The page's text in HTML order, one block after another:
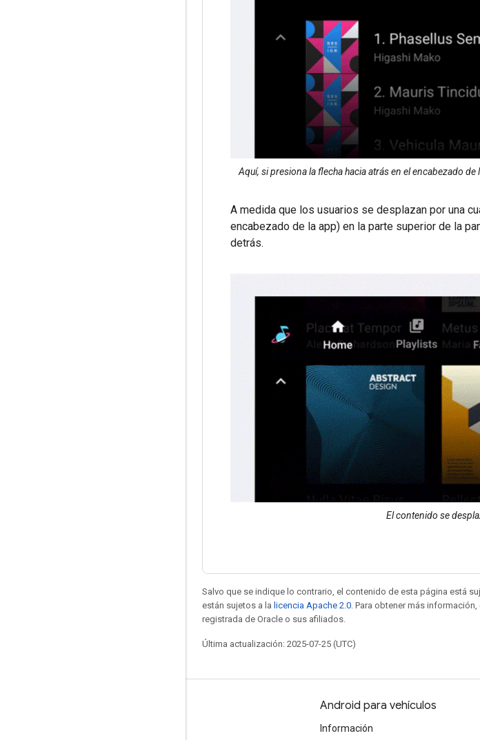
Aquí, si presiona la flecha hacia atrás en el encabezado
A medida que los usuarios se desplazan por una
encabezado de la app) en la parte superior de la
detrás.
El contenido se
Salvo que se indique lo contrario, el contenido de esta página está
están sujetos a la licencia Apache 2.0. Para obtener más
registrada de Oracle o sus afiliados.
Última actualización: 2025-07-25 (UTC)
Android para vehículos
Información